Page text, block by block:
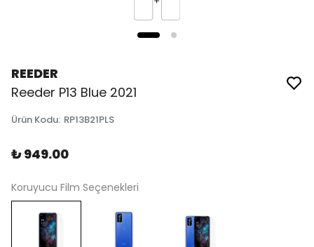
REEDER
Reeder P13 Blue 2021
Ürün Kodu: RP13B21PLS
₺ 949.00
Koruyucu Film Seçenekleri